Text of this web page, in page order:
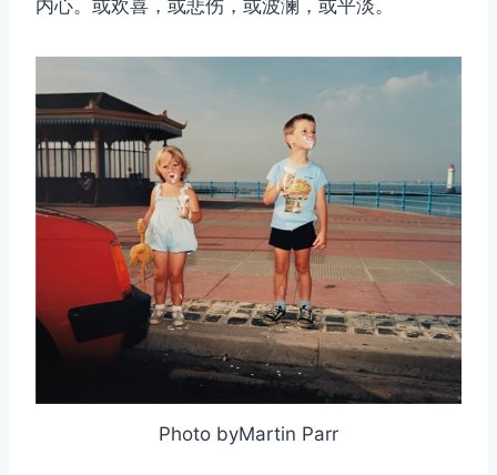
内心。或欢喜，或悲伤，或波澜，或平淡。
Photo byMartin Parr